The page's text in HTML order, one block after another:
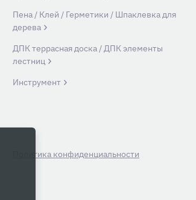
Пена / Клей / Герметики / Шпаклевка для
дерева
ДПК террасная доска / ДПК элементы
лестниц
Инструмент
Политика конфиденциальности